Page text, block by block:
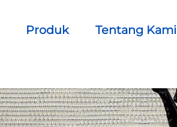
Produk Tentang Kami